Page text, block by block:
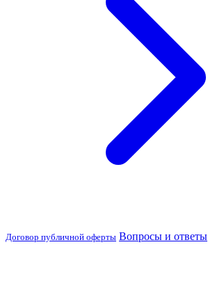
Договор публичной оферты Вопросы и ответы